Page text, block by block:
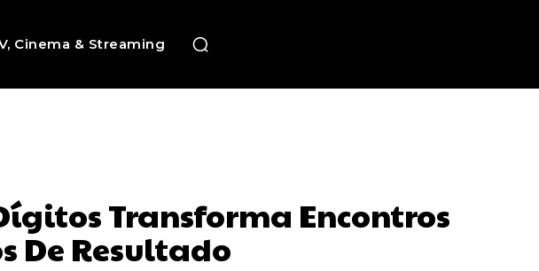
Cinema & Streaming
Transforma Encontros
De Resultado